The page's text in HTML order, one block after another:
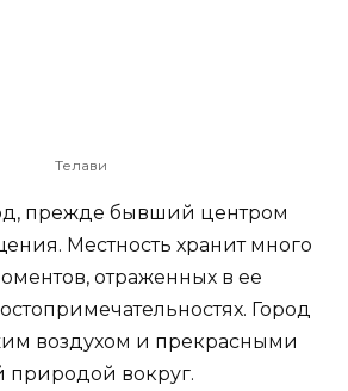
Телави
прежде бывший центром
Местность хранит много
отраженных в ее
Город
воздухом и прекрасными
природой вокруг.